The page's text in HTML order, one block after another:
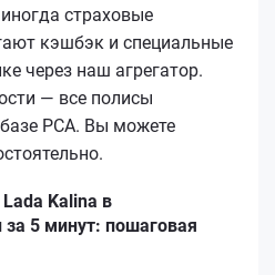
страховые
кэшбэк и специальные
через наш агрегатор.
— все полисы
РСА. Вы можете
Kalina в
5 минут: пошаговая